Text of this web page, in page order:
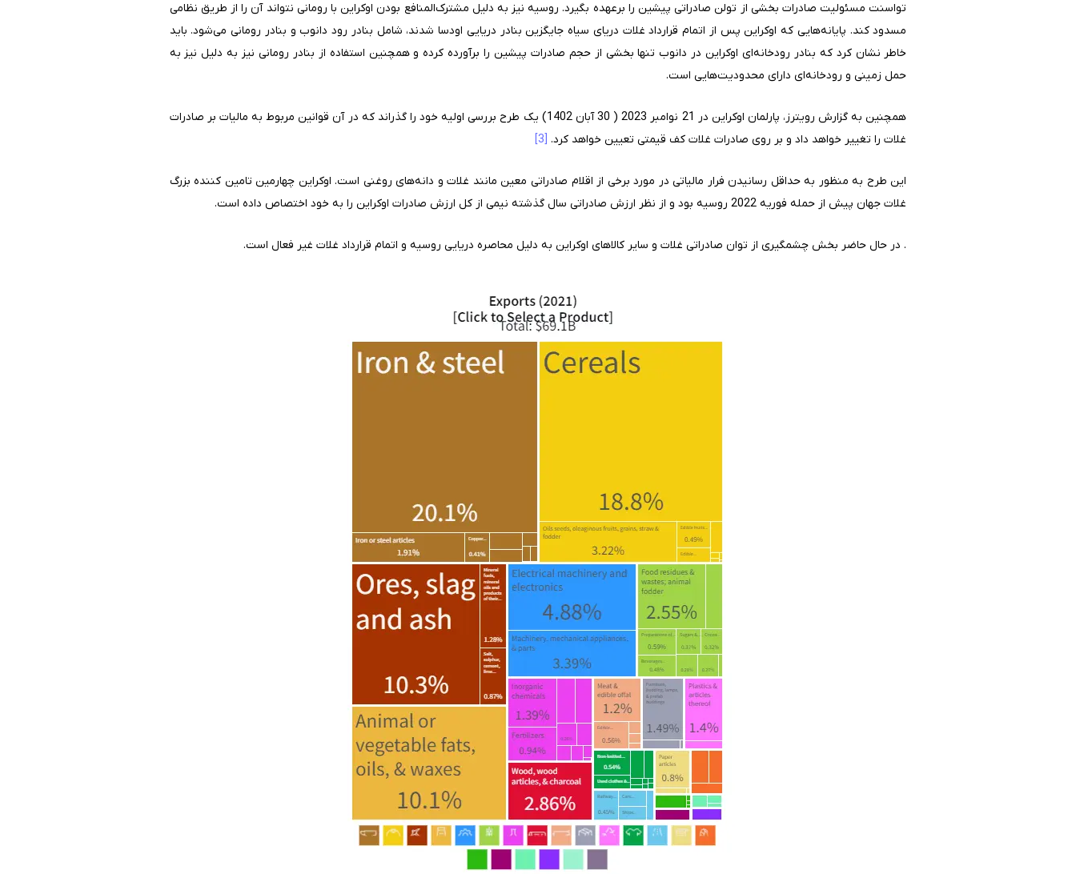
تواسنت مسئولیت صادرات بخشی از تولن صادراتی پیشین را برعهده بگیرد. روسیه نیز به دلیل مشترک‌المنافع بودن اوکراین با رومانی نتواند آن را از طریق نظامی
مسدود کند. پایانه‌هایی که اوکراین پس از اتمام قرارداد غلات دریای سیاه جایگزین بنادر دریایی اودسا شدند، شامل بنادر رود دانوب و بنادر رومانی می‌شود. باید
خاطر نشان کرد که بنادر رودخانه‌ای اوکراین در دانوب تنها بخشی از حجم صادرات پیشین را برآورده کرده و همچنین استفاده از بنادر رومانی نیز به دلیل نیز به
حمل زمینی و رودخانه‌ای دارای محدودیت‌هایی است.
همچنین به گزارش رویترز، پارلمان اوکراین در 21 نوامبر 2023 ( 30 آبان 1402) یک طرح بررسی اولیه خود را گذراند که در آن قوانین مربوط به مالیات بر صادرات
غلات را تغییر خواهد داد و بر روی صادرات غلات کف قیمتی تعیین خواهد کرد. [3]
این طرح به منظور به حداقل رسانیدن فرار مالیاتی در مورد برخی از اقلام صادراتی معین مانند غلات و دانه‌های روغنی است. اوکراین چهارمین تامین کننده بزرگ
غلات جهان پیش از حمله فوریه 2022 روسیه بود و از نظر ارزش صادراتی سال گذشته نیمی از کل ارزش صادرات اوکراین را به خود اختصاص داده است.
. در حال حاضر بخش چشمگیری از توان صادراتی غلات و سایر کالاهای اوکراین به دلیل محاصره دریایی روسیه و اتمام قرارداد غلات غیر فعال است.